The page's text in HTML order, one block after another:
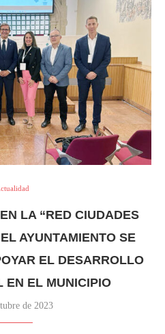
LA “RED CIUDADES
AYUNTAMIENTO SE
EL DESARROLLO
EN EL MUNICIPIO
de 2023